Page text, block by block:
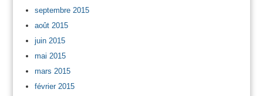
septembre 2015
août 2015
juin 2015
mai 2015
mars 2015
février 2015